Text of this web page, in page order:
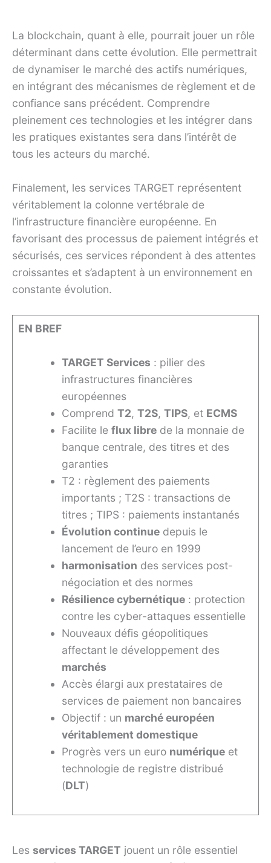
La blockchain, quant à elle, pourrait jouer un rôle
déterminant dans cette évolution. Elle permettrait
de dynamiser le marché des actifs numériques,
en intégrant des mécanismes de règlement et de
confiance sans précédent. Comprendre
pleinement ces technologies et les intégrer dans
les pratiques existantes sera dans l’intérêt de
tous les acteurs du marché.
Finalement, les services TARGET représentent
véritablement la colonne vertébrale de
l’infrastructure financière européenne. En
favorisant des processus de paiement intégrés et
sécurisés, ces services répondent à des attentes
croissantes et s’adaptent à un environnement en
constante évolution.
EN BREF
TARGET Services : pilier des
infrastructures financières
européennes
ComprendT2,T2S,TIPS, et ECMS
Facilite leflux libre de la monnaie de
banque centrale, des titres et des
garanties
T2 : règlement des paiements
importants ; T2S : transactions de
titres ; TIPS : paiements instantanés
Évolution continue depuis le
lancement de l’euro en 1999
harmonisation des services post-
négociation et des normes
Résilience cybernétique : protection
contre les cyber-attaques essentielle
Nouveaux défis géopolitiques
affectant le développement des
marchés
Accès élargi aux prestataires de
services de paiement non bancaires
Objectif : un marché européen
véritablement domestique
Progrès vers un euro numérique et
technologie de registre distribué
(DLT)
Les services TARGET jouent un rôle essentiel